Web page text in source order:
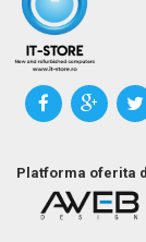
Platforma oferita